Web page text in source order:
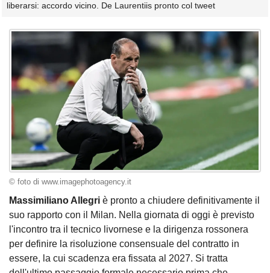
liberarsi: accordo vicino. De Laurentiis pronto col tweet
© foto di www.imagephotoagency.it
Massimiliano Allegri è pronto a chiudere definitivamente il
suo rapporto con il Milan. Nella giornata di oggi è previsto
l'incontro tra il tecnico livornese e la dirigenza rossonera
per definire la risoluzione consensuale del contratto in
essere, la cui scadenza era fissata al 2027. Si tratta